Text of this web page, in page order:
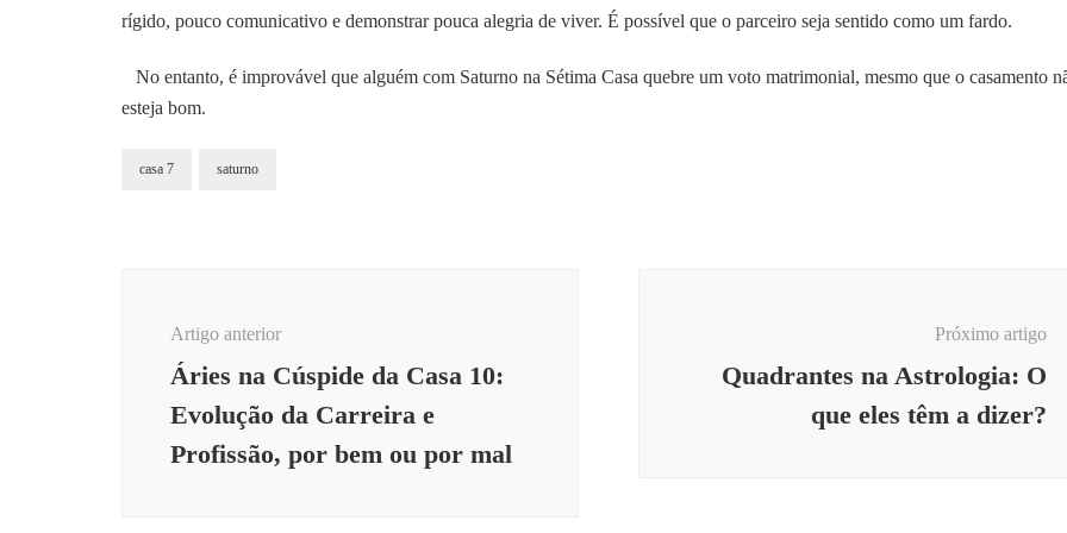
rígido, pouco comunicativo e demonstrar pouca alegria de viver. É possível que o parceiro seja sentido como um fardo.
No entanto, é improvável que alguém com Saturno na Sétima Casa quebre um voto matrimonial, mesmo que o casamento
esteja bom.
casa 7 saturno
Artigo anterior
Áries na Cúspide da Casa 10:
Evolução da Carreira e
Profissão, por bem ou por mal
Próximo artigo
Quadrantes na Astrologia: O
que eles têm a dizer?